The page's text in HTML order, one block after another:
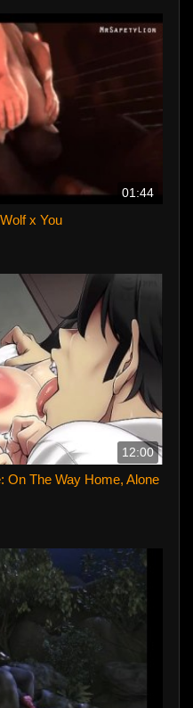
01:44
x You
12:00
The Way Home, Alone